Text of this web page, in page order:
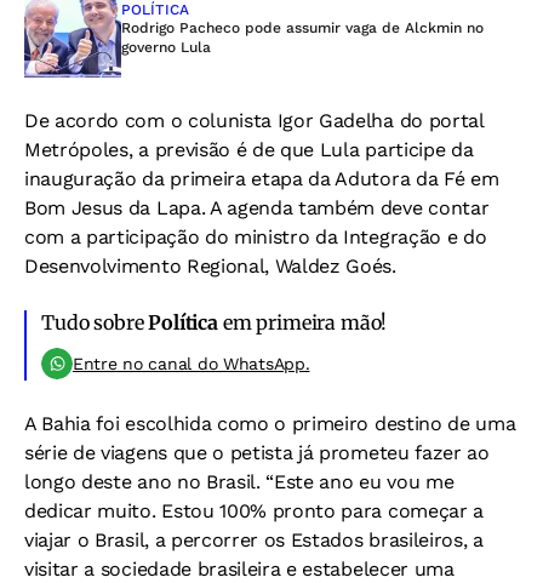
POLÍTICA
Rodrigo Pacheco pode assumir vaga de Alckmin no
governo Lula
De acordo com o colunista Igor Gadelha do portal
Metrópoles, a previsão é de que Lula participe da
inauguração da primeira etapa da Adutora da Fé em
Bom Jesus da Lapa. A agenda também deve contar
com a participação do ministro da Integração e do
Desenvolvimento Regional, Waldez Goés.
Tudo sobrePolíticaem primeira mão!
Entre no canal do WhatsApp.
A Bahia foi escolhida como o primeiro destino de uma
série de viagens que o petista já prometeu fazer ao
longo deste ano no Brasil. “Este ano eu vou me
dedicar muito. Estou 100% pronto para começar a
viajar o Brasil, a percorrer os Estados brasileiros, a
visitar a sociedade brasileira e estabelecer uma